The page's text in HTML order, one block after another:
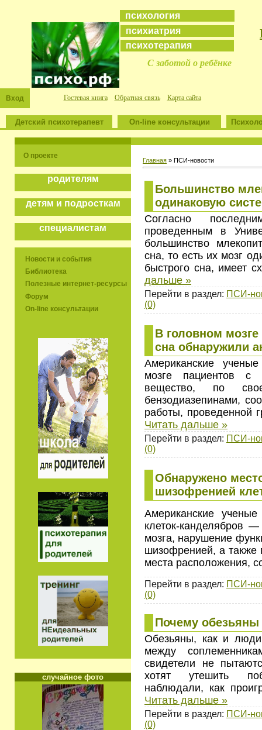
психология
психиатрия
психотерапия
С заботой о ребёнке
Вход Гостевая книга Обратная связь Карта сайта
Детский психотерапевт On-line консультации
О проекте
родителям
детям и подросткам
специалистам
Новости и события
Библиотека
Полезные интернет-ресурсы
Форум
On-line консультации
случайное фото
Главная » ПСИ-новости
Большинство
одинаковую
Согласно
проведенным в
большинство
сна, то есть их мозг
быстрого сна, имеет
дальше »
Перейти в раздел: ПСИ-
(0)
В головном
сна обнаружили
Американские
мозге пациентов с
вещество, по
бензодиазепинами,
работы, проведенной
Читать дальше »
Перейти в раздел: ПСИ-
(0)
Обнаружено
шизофренией
Американские
клеток-канделябров
мозга, нарушение
шизофренией, а также
места расположения,
Перейти в раздел: ПСИ-
(0)
Почему обезьяны
Обезьяны, как и
между
свидетели не
хотят утешить
наблюдали, как
Читать дальше »
Перейти в раздел: ПСИ-
(0)